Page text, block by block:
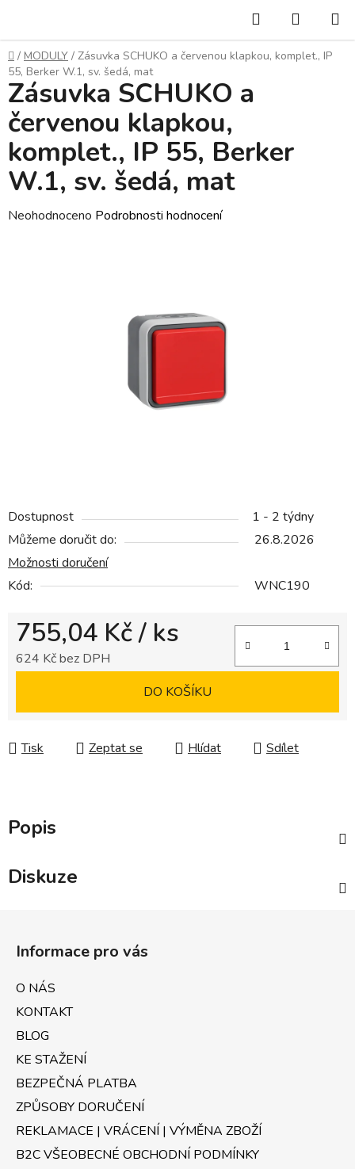
obsah
Hledat
KOŠÍK
Domů
/ MODULY / Zásuvka SCHUKO a červenou klapkou, komplet., IP
55, Berker W.1, sv. šedá, mat
Dostupnost
1 - 2 týdny
Můžeme doručit do:
26.8.2026
Možnosti doručení
Kód:
WNC190
755,04 Kč/ ks
624 Kč bez DPH
DO KOŠÍKU
Tisk Zeptat se Hlídat Sdílet
Zásuvka SCHUKO a
červenou klapkou,
komplet., IP 55, Berker
W.1, sv. šedá, mat
Průměrné
Neohodnoceno Podrobnosti hodnocení
Popis
Diskuze
Informace pro vás
O NÁS
KONTAKT
BLOG
KE STAŽENÍ
BEZPEČNÁ PLATBA
ZPŮSOBY DORUČENÍ
REKLAMACE | VRÁCENÍ | VÝMĚNA ZBOŽÍ
B2C VŠEOBECNÉ OBCHODNÍ PODMÍNKY